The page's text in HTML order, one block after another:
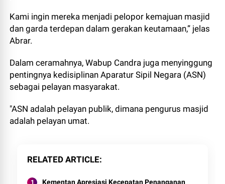
Kami ingin mereka menjadi pelopor kemajuan masjid
dan garda terdepan dalam gerakan keutamaan,” jelas
Abrar.
Dalam ceramahnya, Wabup Candra juga menyinggung
pentingnya kedisiplinan Aparatur Sipil Negara (ASN)
sebagai pelayan masyarakat.
"ASN adalah pelayan publik, dimana pengurus masjid
adalah pelayan umat.
RELATED ARTICLE
Kementan Apresiasi Kecepatan Penanganan